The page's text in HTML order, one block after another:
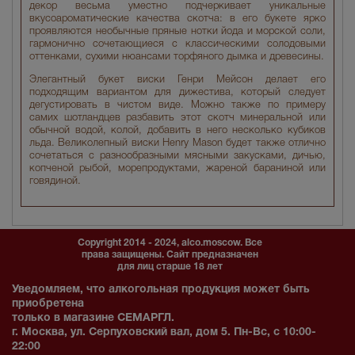
декор весьма уместно подчеркивает уникальные
вкусоароматические качества скотча: в его букете ярко
проявляются необычные пряные нотки йода и морской соли,
гармонично сочетающиеся с классическими солодовыми
оттенками, сухими нюансами торфяного дымка и древесины.
Элегантный букет виски Генри Мейсон делает его
подходящим вариантом для дижестива, который следует
дегустировать в чистом виде. Можно также по примеру
самих шотландцев разбавить этот скотч минеральной или
обычной водой, колой, добавить в него несколько кубиков
льда. Великолепный виски Henry Mason будет также отлично
сочетаться с разнообразными мясными закусками, дичью,
копченой рыбой, морепродуктами, жареной бараниной или
говядиной.
Copyright 2014 - 2024, alco.moscow. Все
права защищены. Сайт предназначен
для лиц старше 18 лет
Уведомляем, что алкогольная продукция может быть
приобретена
только в магазине СЕМАРГЛ.
г. Москва, ул. Серпуховский вал, дом 5. Пн-Вс, с 10:00-
22:00